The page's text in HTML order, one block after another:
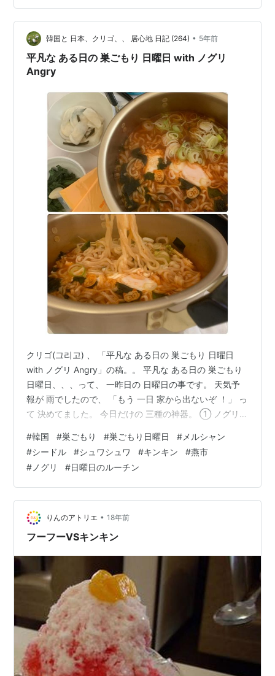
スラーピーなの？ 過冷却 やり方 注意点 さいごに スラー
ピーなの？ いいえ。違います。 シャリシャリ＆グビグビ
です💛 と、断言してしまうのはそれっぽいものを作った
ので。 作ったと…
韓国と 日本、クリゴ、、 居心地 日記 (264) • 5年前
平凡な ある日の 巣ごもり 日曜日 with ノグリ
Angry
クリゴ(그리고) 、 「平凡な ある日の 巣ごもり 日曜日
with ノグリ Angry」の稿。。 平凡な ある日の 巣ごもり
日曜日、、、って、 一昨日の 日曜日の事です。 天気予
報が 雨でしたので、 「もう 一日 家から出ないぞ ！」 っ
て 決めてました。 今日だけの 三種の神器。 ① ノグリ
に チ－ズを 準備。 ② 韓国ラ－メン専用 アルミニウム鍋
⇒ 以前に アマゾンで それだけのため用に 購入。 ③ 韓
国式 飲み用 コップ ⇒ ふるさと納税で 新潟県の 燕市さん
より ゲット。 ね、キンキンに 冷やしてるので ちょっ
と…
#韓国 #巣ごもり #巣ごもり日曜日 # メルシャン
#シードル #シュワシュワ #キンキン #燕市
# ノグリ #日曜日のルーチン
りんのアトリエ • 18年前
フーフーVSキンキン